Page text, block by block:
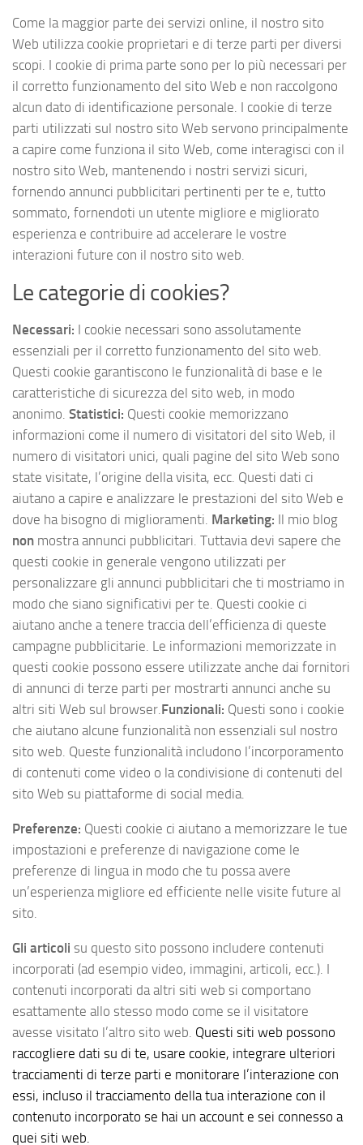
Come la maggior parte dei servizi online, il nostro sito
Web utilizza cookie proprietari e di terze parti per diversi
scopi. I cookie di prima parte sono per lo più necessari per
il corretto funzionamento del sito Web e non raccolgono
alcun dato di identificazione personale. I cookie di terze
parti utilizzati sul nostro sito Web servono principalmente
a capire come funziona il sito Web, come interagisci con il
nostro sito Web, mantenendo i nostri servizi sicuri,
fornendo annunci pubblicitari pertinenti per te e, tutto
sommato, fornendoti un utente migliore e migliorato
esperienza e contribuire ad accelerare le vostre
interazioni future con il nostro sito web.
Le categorie di cookies?
Necessari: I cookie necessari sono assolutamente
essenziali per il corretto funzionamento del sito web.
Questi cookie garantiscono le funzionalità di base e le
caratteristiche di sicurezza del sito web, in modo
anonimo. Statistici: Questi cookie memorizzano
informazioni come il numero di visitatori del sito Web, il
numero di visitatori unici, quali pagine del sito Web sono
state visitate, l’origine della visita, ecc. Questi dati ci
aiutano a capire e analizzare le prestazioni del sito Web e
dove ha bisogno di miglioramenti. Marketing: Il mio blog
non mostra annunci pubblicitari. Tuttavia devi sapere che
questi cookie in generale vengono utilizzati per
personalizzare gli annunci pubblicitari che ti mostriamo in
modo che siano significativi per te. Questi cookie ci
aiutano anche a tenere traccia dell’efficienza di queste
campagne pubblicitarie. Le informazioni memorizzate in
questi cookie possono essere utilizzate anche dai fornitori
di annunci di terze parti per mostrarti annunci anche su
altri siti Web sul browser.Funzionali: Questi sono i cookie
che aiutano alcune funzionalità non essenziali sul nostro
sito web. Queste funzionalità includono l’incorporamento
di contenuti come video o la condivisione di contenuti del
sito Web su piattaforme di social media.
Preferenze: Questi cookie ci aiutano a memorizzare le tue
impostazioni e preferenze di navigazione come le
preferenze di lingua in modo che tu possa avere
un’esperienza migliore ed efficiente nelle visite future al
sito.
Gli articoli su questo sito possono includere contenuti
incorporati (ad esempio video, immagini, articoli, ecc.). I
contenuti incorporati da altri siti web si comportano
esattamente allo stesso modo come se il visitatore
avesse visitato l’altro sito web. Questi siti web possono
raccogliere dati su di te, usare cookie, integrare ulteriori
tracciamenti di terze parti e monitorare l’interazione con
essi, incluso il tracciamento della tua interazione con il
contenuto incorporato se hai un account e sei connesso a
quei siti web.